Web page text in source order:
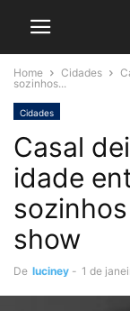
Home Cidades
sozinhos...
Cidades
Casal
idade
show
De luciney - 1 de